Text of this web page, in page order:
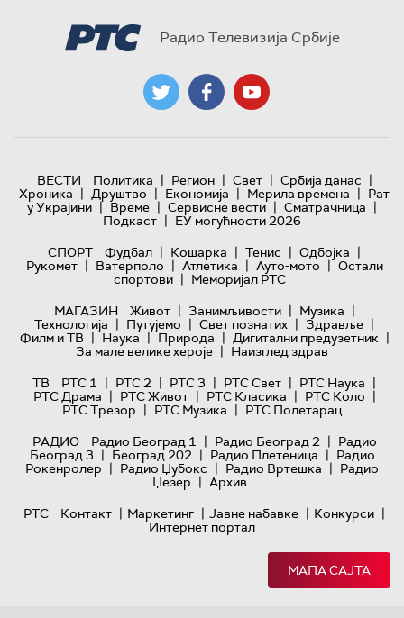
Радио Телевизија Србије
ВЕСТИ Политика | Регион | Свет | Србија данас |
Хроника | Друштво | Економија | Мерила времена | Рат
у Украјини | Време | Сервисне вести | Сматрачница |
Подкаст | ЕУ могућности 2026
СПОРТ
Фудбал | Кошарка | Тенис | Одбојка |
Рукомет | Ватерполо | Атлетика | Ауто-мото | Остали
спортови | Меморијал РТС
МАГАЗИН
Живот | Занимљивости | Музика |
Технологијa | Путујемо | Свет познатих | Здравље |
Филм и ТВ | Наука | Природа | Дигитални предузетник |
За мале велике хероје | Наизглед здрав
ТВ
РТС 1 | РТС 2 | РТС 3 | РТС Свет | РТС Наука |
РТС Драма | РТС Живот | РТС Класика | РТС Коло |
РТС Трезор | РТС Музика | РТС Полетарац
РАДИО
Радио Београд 1 | Радио Београд 2 | Радио
Београд 3 | Београд 202 | Радио Плетеница | Радио
Рокенролер | Радио Џубокс | Радио Вртешка | Радио
Џезер | Архив
РТС
Контакт | Маркетинг | Јавне набавке | Конкурси |
Интернет портал
МАПА САЈТА